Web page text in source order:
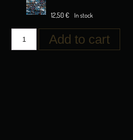
12,50€ In stock
Add to cart